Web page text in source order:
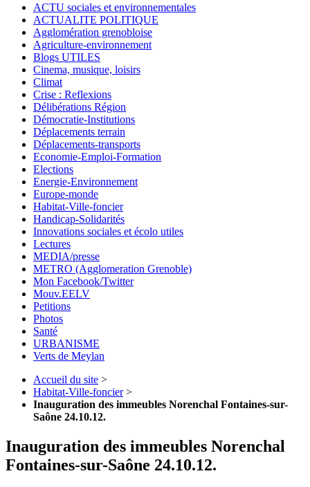
ACTU sociales et environnementales
ACTUALITE POLITIQUE
Agglomération grenobloise
Agriculture-environnement
Blogs UTILES
Cinema, musique, loisirs
Climat
Crise : Reflexions
Délibérations Région
Démocratie-Institutions
Déplacements terrain
Déplacements-transports
Economie-Emploi-Formation
Elections
Energie-Environnement
Europe-monde
Habitat-Ville-foncier
Handicap-Solidarités
Innovations sociales et écolo utiles
Lectures
MEDIA/presse
METRO (Agglomeration Grenoble)
Mon Facebook/Twitter
Mouv.EELV
Petitions
Photos
Santé
URBANISME
Verts de Meylan
Accueil du site >
Habitat-Ville-foncier >
Inauguration des immeubles Norenchal Fontaines-sur-
Saône 24.10.12.
Inauguration des immeubles Norenchal
Fontaines-sur-Saône 24.10.12.